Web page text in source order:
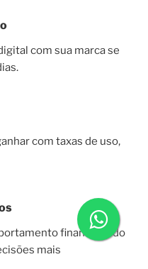
com sua marca se
com taxas de uso,
financeiro do
mais